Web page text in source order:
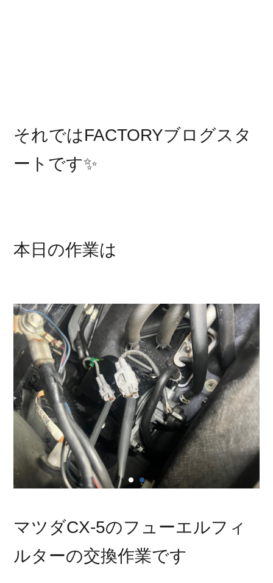
それではFACTORYブログスタ
ートです✨
本日の作業は
マツダCX-5のフューエルフィ
ルターの交換作業です